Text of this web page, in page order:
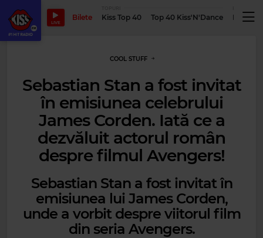
LIVE
Bilete Kiss Top 40 Top 40 Kiss'N'Dance
COOL STUFF
Sebastian Stan a fost invitat
în emisiunea celebrului
James Corden. Iată ce a
dezvăluit actorul român
despre filmul Avengers!
Sebastian Stan a fost invitat în
emisiunea lui James Corden,
unde a vorbit despre viitorul film
din seria Avengers.